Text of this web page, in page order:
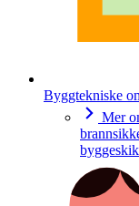
Byggtekniske
Mer